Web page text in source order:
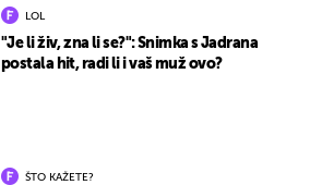
LOL
"Je li živ, zna li se?": Snimka s Jadrana
postala hit, radi li i vaš muž ovo?
ŠTO KAŽETE?